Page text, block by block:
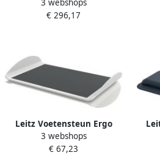
klein elektrisch op voet
3 webshops
€ 296,17
Leitz Voetensteun Ergo
verstelbaar lichtgrijs
3 webshops
€ 67,23